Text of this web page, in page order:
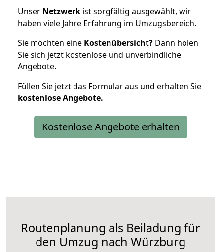
Unser Netzwerk ist sorgfältig ausgewählt, wir
haben viele Jahre Erfahrung im Umzugsbereich.
Sie möchten eine Kostenübersicht? Dann holen
Sie sich jetzt kostenlose und unverbindliche
Angebote.
Füllen Sie jetzt das Formular aus und erhalten Sie
kostenloseAngebote.
Kostenlose Angebote erhalten
Routenplanung als Beiladung für
den Umzug nach Würzburg